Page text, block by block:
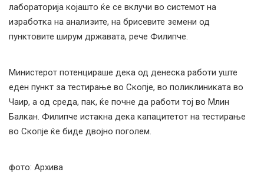
лабораторија којашто ќе се вклучи во системот на
изработка на анализите, на брисевите земени од
пунктовите ширум државата, рече Филипче.
Министерот потенцираше дека од денеска работи уште
еден пункт за тестирање во Скопје, во поликлиниката во
Чаир, а од среда, пак, ќе почне да работи тој во Млин
Балкан. Филипче истакна дека капацитетот на тестирање
во Скопје ќе биде двојно поголем.
фото: Архива